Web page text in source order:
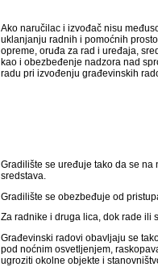
Ako naručilac i izvođač nisu
uklanjanju radnih i pomoćnih
opreme, oruđa za rad i uređaja,
kao i obezbeđenje nadzora nad
radu pri izvođenju građevinskih
Gradilište se uređuje tako da se
sredstava.
Gradilište se obezbeđuje od
Za radnike i druga lica, dok rade ili
Građevinski radovi obavljaju se
pod noćnim osvetljenjem,
ugroziti okolne objekte i